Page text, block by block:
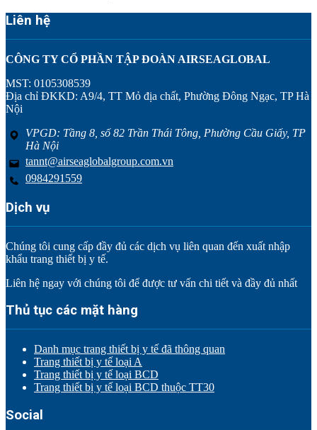
Liên hệ
CÔNG TY CỔ PHẦN TẬP ĐOÀN AIRSEAGLOBAL
MST: 0105308539
Địa chỉ ĐKKD: A9/4, TT Mỏ địa chất, Phường Đông Ngạc, TP Hà
Nội
VPGD: Tầng 8, số 82 Trần Thái Tông, Phường Cầu Giấy, TP
Hà Nội
tannt@airseaglobalgroup.com.vn
0984291559
Dịch vụ
Chúng tôi cung cấp đầy đủ các dịch vụ liên quan đến xuất nhập
khẩu trang thiết bị y tế.
Liên hệ ngay với chúng tôi để được tư vấn chi tiết và đầy đủ nhất
Thủ tục các mặt hàng
Danh mục trang thiết bị y tế đã thông quan
Trang thiết bị y tế loại A
Trang thiết bị y tế loại BCD
Trang thiết bị y tế loại BCD thuộc TT30
Social